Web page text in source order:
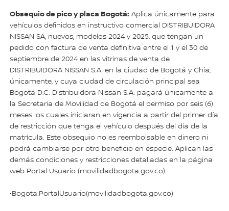
Obsequio de pico y placa Bogotá: Aplica únicamente para
vehículos definidos en instructivo comercial DISTRIBUIDORA
NISSAN SA, nuevos, modelos 2024 y 2025, que tengan un
pedido con factura de venta definitiva entre el 1 y el 30 de
septiembre de 2024 en las vitrinas de venta de
DISTRIBUIDORA NISSAN S.A. en la ciudad de Bogotá y Chía,
únicamente, y cuya ciudad de circulación principal sea
Bogotá D.C. Distribuidora Nissan S.A. pagará únicamente a
la Secretaria de Movilidad de Bogotá el permiso por seis (6)
meses los cuales iniciaran en vigencia a partir del primer día
de restricción que tenga el vehículo después del día de la
matrícula. Este obsequio no es reembolsable en dinero ni
podrá cambiarse por otro beneficio en especie. Aplican las
demás condiciones y restricciones detalladas en la página
web Portal Usuario (movilidadbogota.gov.co).
•Bogota:PortalUsuario(movilidadbogota.gov.co)